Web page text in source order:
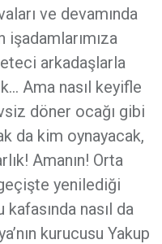
ve devamında
arkadaşlarla
Ama nasıl keyifle
döner ocağı gibi
da kim oynayacak,
Amanın! Orta
yenilediği
kafasında nasıl da
kurucusu Yakup